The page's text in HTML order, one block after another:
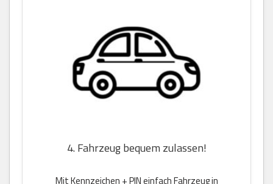
4. Fahrzeug bequem zulassen!
Mit Kennzeichen + PIN einfach Fahrzeug in